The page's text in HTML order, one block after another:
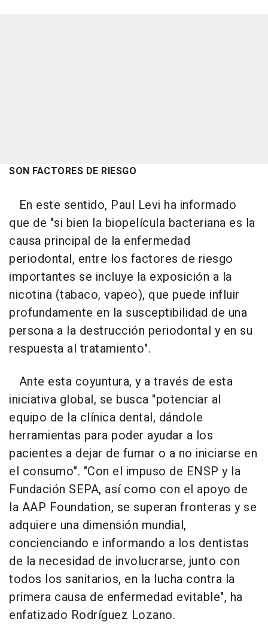
SON FACTORES DE RIESGO
En este sentido, Paul Levi ha informado
que de "si bien la biopelícula bacteriana es la
causa principal de la enfermedad
periodontal, entre los factores de riesgo
importantes se incluye la exposición a la
nicotina (tabaco, vapeo), que puede influir
profundamente en la susceptibilidad de una
persona a la destrucción periodontal y en su
respuesta al tratamiento".
Ante esta coyuntura, y a través de esta
iniciativa global, se busca "potenciar al
equipo de la clínica dental, dándole
herramientas para poder ayudar a los
pacientes a dejar de fumar o a no iniciarse en
el consumo". "Con el impuso de ENSP y la
Fundación SEPA, así como con el apoyo de
la AAP Foundation, se superan fronteras y se
adquiere una dimensión mundial,
concienciando e informando a los dentistas
de la necesidad de involucrarse, junto con
todos los sanitarios, en la lucha contra la
primera causa de enfermedad evitable", ha
enfatizado Rodríguez Lozano.